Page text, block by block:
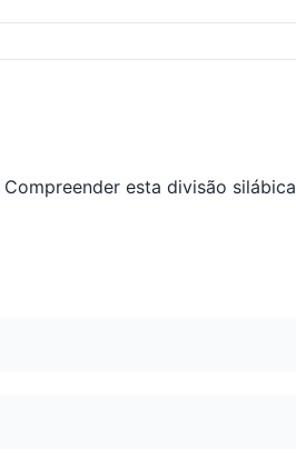
Compreender esta divisão silábica